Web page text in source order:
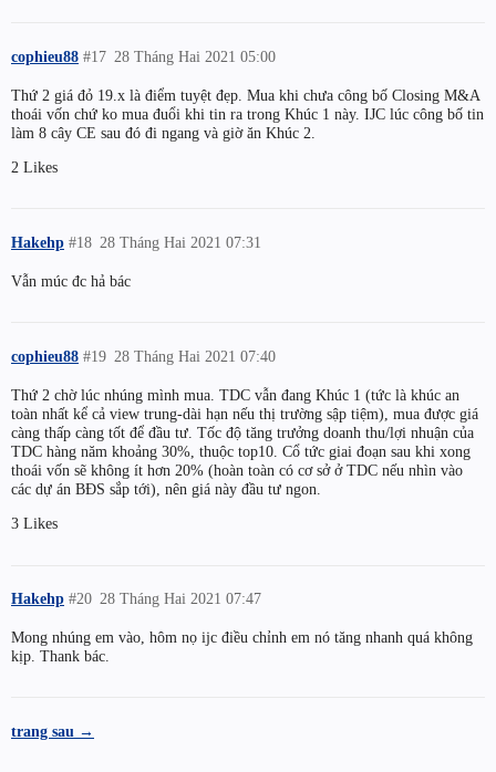
cophieu88 28 Tháng Hai 2021 05:00
#17
Thứ 2 giá đỏ 19.x là điểm tuyệt đẹp. Mua khi chưa công bố Closing M&A
thoái vốn chứ ko mua đuổi khi tin ra trong Khúc 1 này. IJC lúc công bố tin
làm 8 cây CE sau đó đi ngang và giờ ăn Khúc 2.
2 Likes
Hakehp 28 Tháng Hai 2021 07:31
#18
Vẫn múc đc hả bác
cophieu88 28 Tháng Hai 2021 07:40
#19
Thứ 2 chờ lúc nhúng mình mua. TDC vẫn đang Khúc 1 (tức là khúc an
toàn nhất kể cả view trung-dài hạn nếu thị trường sập tiệm), mua được giá
càng thấp càng tốt để đầu tư. Tốc độ tăng trưởng doanh thu/lợi nhuận của
TDC hàng năm khoảng 30%, thuộc top10. Cổ tức giai đoạn sau khi xong
thoái vốn sẽ không ít hơn 20% (hoàn toàn có cơ sở ở TDC nếu nhìn vào
các dự án BĐS sắp tới), nên giá này đầu tư ngon.
3 Likes
Hakehp 28 Tháng Hai 2021 07:47
#20
Mong nhúng em vào, hôm nọ ijc điều chỉnh em nó tăng nhanh quá không
kịp. Thank bác.
trang sau →